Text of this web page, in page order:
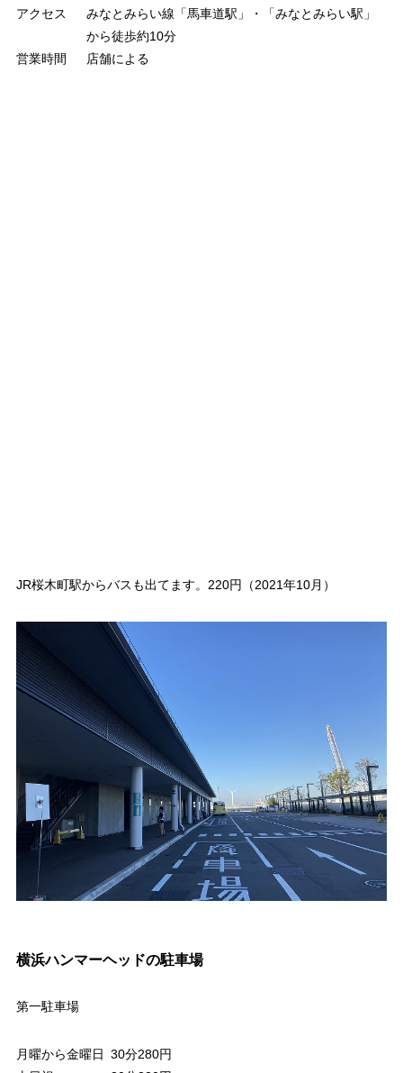
アクセス
みなとみらい線「馬車道駅」・「みなとみらい駅」
から徒歩約10分
営業時間
店舗による
JR桜木町駅からバスも出てます。220円（2021年10月）
横浜ハンマーヘッドの駐車場
第一駐車場
月曜から金曜日 30分280円